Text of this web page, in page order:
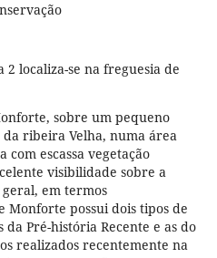
2 localiza-se na freguesia de
sobre um pequeno
ribeira Velha, numa área
escassa vegetação
visibilidade sobre a
em termos
Monforte possui dois tipos de
Pré-história Recente e as do
realizados recentemente na